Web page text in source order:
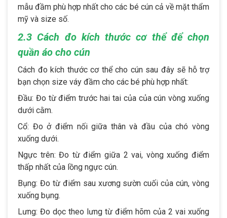
mẫu đầm phù hợp nhất cho các bé cún cả về mặt thẩm
mỹ và size số.
2.3 Cách đo kích thước cơ thể để chọn
quần áo cho cún
Cách đo kích thước cơ thể cho cún sau đây sẽ hỗ trợ
bạn chọn size váy đầm cho các bé phù hợp nhất:
Đầu: Đo từ điểm trước hai tai của của cún vòng xuống
dưới cằm.
Cổ: Đo ở điểm nối giữa thân và đầu của chó vòng
xuống dưới.
Ngực trên: Đo từ điểm giữa 2 vai, vòng xuống điểm
thấp nhất của lồng ngực cún.
Bụng: Đo từ điểm sau xương sườn cuối của cún, vòng
xuống bụng.
Lưng: Đo dọc theo lưng từ điểm hõm của 2 vai xuống